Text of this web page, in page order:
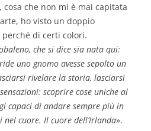
cosa che non mi è mai capitata
ho visto un doppio
di certi colori.
che si dice sia nata qui:
uno gnomo avesse sepolto un
rivelare la storia, lasciarsi
scoprire cose uniche al
capaci di andare sempre più in
cuore. Il cuore dell’Irlanda».